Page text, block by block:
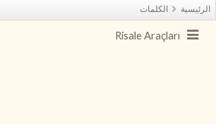
الرئيسية الكلمات
Risale Araçları